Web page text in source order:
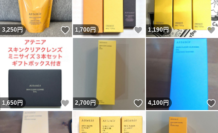
3,250円 いいね！
1,700円 いいね！
1,190円
1,650円 いいね！
2,700円 いいね！
4,100円